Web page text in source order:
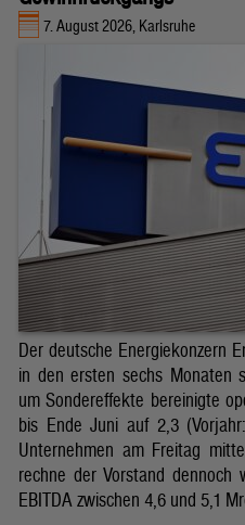
7. August 2026, Karlsruhe
Der deutsche Energiekonzern
in den ersten sechs Monaten
um Sondereffekte bereinigte
bis Ende Juni auf 2,3
Unternehmen am Freitag
rechne der Vorstand dennoch
EBITDA zwischen 4,6 und 5,1